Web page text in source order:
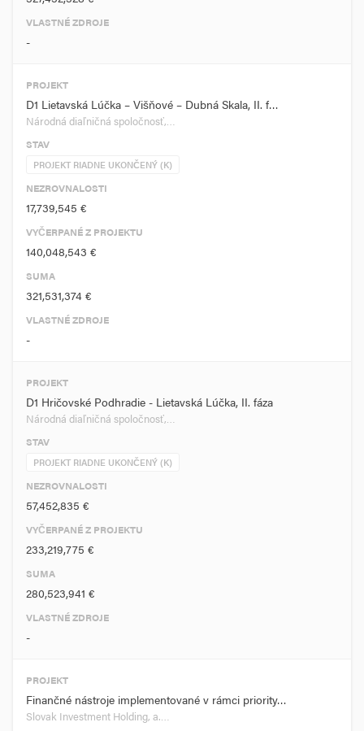
VLASTNÉ ZDROJE
-
PROJEKT
D1 Lietavská Lúčka – Višňové – Dubná Skala, II. f…
Národná diaľničná spoločnosť,…
STAV
PROJEKT RIADNE UKONČENÝ (K)
NEZROVNALOSTI
17,739,545 €
VYČERPANÉ Z PROJEKTU
140,048,543 €
SUMA
321,531,374 €
VLASTNÉ ZDROJE
-
PROJEKT
D1 Hričovské Podhradie - Lietavská Lúčka, II. fáza
Národná diaľničná spoločnosť,…
STAV
PROJEKT RIADNE UKONČENÝ (K)
NEZROVNALOSTI
57,452,835 €
VYČERPANÉ Z PROJEKTU
233,219,775 €
SUMA
280,523,941 €
VLASTNÉ ZDROJE
-
PROJEKT
Finančné nástroje implementované v rámci priority…
Slovak Investment Holding, a.…